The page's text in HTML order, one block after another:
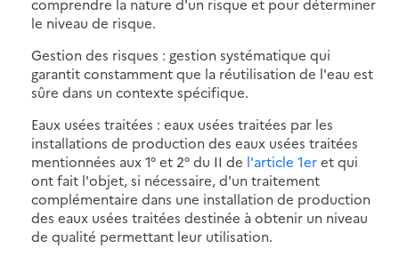
le niveau de risque.
Gestion des risques : gestion systématique qui
garantit constamment que la réutilisation de l'eau est
sûre dans un contexte spécifique.
Eaux usées traitées : eaux usées traitées par les
installations de production des eaux usées traitées
mentionnées aux 1° et 2° du II de l'article 1eret qui
ont fait l'objet, si nécessaire, d'un traitement
complémentaire dans une installation de production
des eaux usées traitées destinée à obtenir un niveau
de qualité permettant leur utilisation.